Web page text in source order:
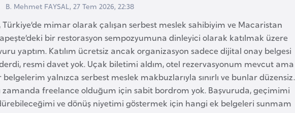
B. Mehmet FAYSAL, 27 Tem 2026, 22:38
Türkiye’de mimar olarak çalışan serbest meslek sahibiyim ve Macaristan
bir restorasyon sempozyumuna dinleyici olarak katılmak üzere
yaptım. Katılım ücretsiz ancak organizasyon sadece dijital onay belgesi
resmi davet yok. Uçak biletimi aldım, otel rezervasyonum mevcut ama
yalnızca serbest meslek makbuzlarıyla sınırlı ve bunlar düzensiz.
zamanda freelance olduğum için sabit bordrom yok. Başvuruda, geçimimi
ve dönüş niyetimi göstermek için hangi ek belgeleri sunmam